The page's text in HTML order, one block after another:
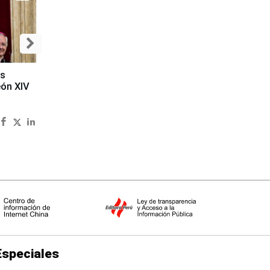
XIV